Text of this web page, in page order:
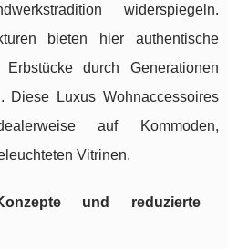
widerspiegeln.
bieten hier authentische
durch Generationen
Diese Luxus Wohnaccessoires
auf Kommoden,
Vitrinen.
und reduzierte